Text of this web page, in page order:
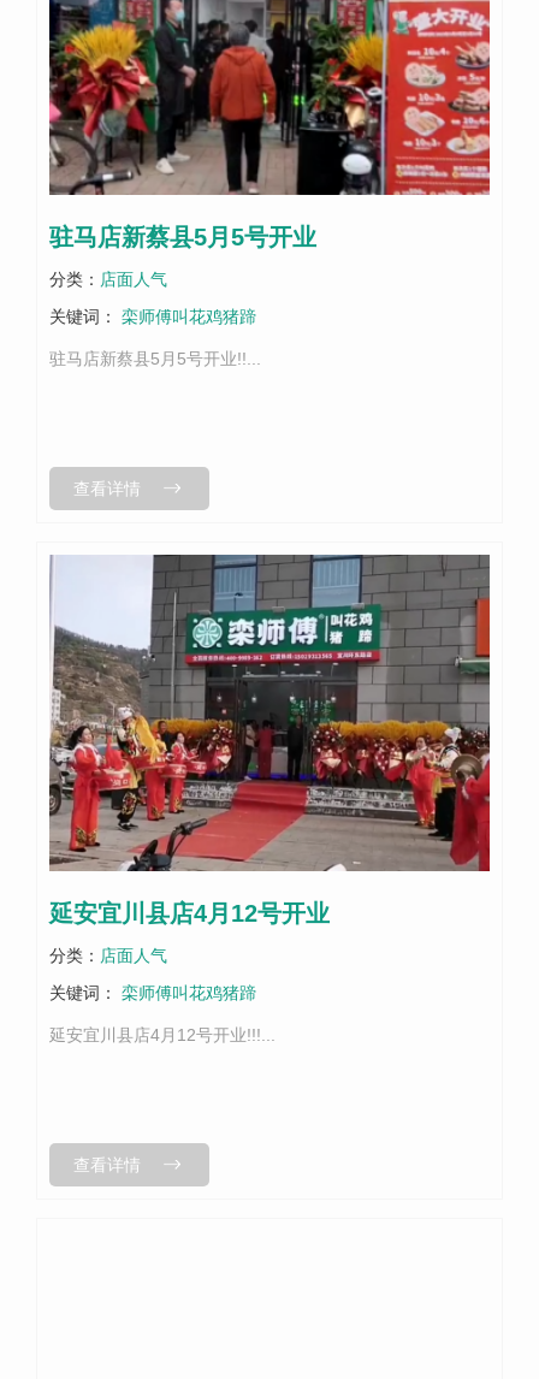
驻马店新蔡县5月5号开业
分类： 店面人气
关键词：
栾师傅叫花鸡猪蹄
驻马店新蔡县5月5号开业!!...
查看详情
延安宜川县店4月12号开业
分类： 店面人气
关键词：
栾师傅叫花鸡猪蹄
延安宜川县店4月12号开业!!!...
查看详情